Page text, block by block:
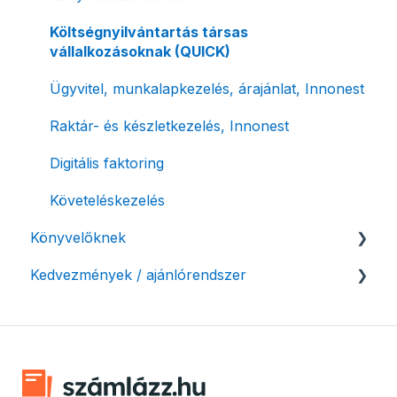
Postai szolgáltatás
Adózási támogatás egyéni vállalkozásoknak
Ismétlődő számlázás
Költségnyilvántartás társas
vállalkozásoknak (QUICK)
Ügyvitel, munkalapkezelés, árajánlat, Innonest
Raktár- és készletkezelés, Innonest
Digitális faktoring
Követeléskezelés
Könyvelőknek
Listák / adatexport
Könyvelői hozzáférés
Kedvezmények / ajánlórendszer
Ingyenes csomag alapítványoknak